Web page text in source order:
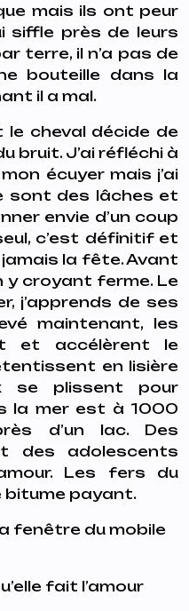
mais ils ont peur
siffle près de leurs
terre, il n’a pas de
bouteille dans la
il a mal.
cheval décide de
bruit. J’ai réfléchi à
écuyer mais j’ai
sont des lâches et
envie d’un coup
c’est définitif et
jamais la fête. Avant
y croyant ferme. Le
j’apprends de ses
maintenant, les
et accélèrent le
en lisière
se plissent pour
la mer est à 1000
d’un lac. Des
des adolescents
Les fers du
bitume payant.
fenêtre du mobile
fait l’amour